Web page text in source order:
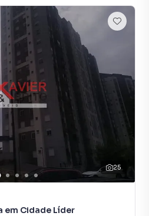
25
em Cidade Líder